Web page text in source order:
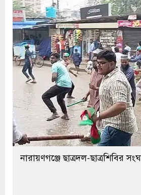
নারায়ণগঞ্জে ছাত্রদল-ছাত্রশিবির